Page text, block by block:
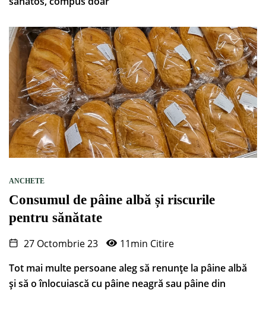
ANCHETE
Consumul de pâine albă și riscurile
pentru sănătate
27 Octombrie 23
11min Citire
Tot mai multe persoane aleg să renunțe la pâine albă
și să o înlocuiască cu pâine neagră sau pâine din